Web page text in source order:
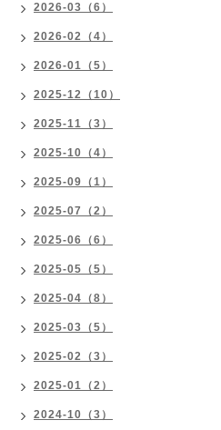
2026-03（6）
2026-02（4）
2026-01（5）
2025-12（10）
2025-11（3）
2025-10（4）
2025-09（1）
2025-07（2）
2025-06（6）
2025-05（5）
2025-04（8）
2025-03（5）
2025-02（3）
2025-01（2）
2024-10（3）